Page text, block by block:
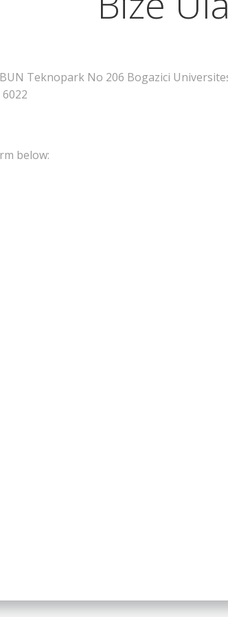
BUN Teknopark No 206 Bogazici
below: